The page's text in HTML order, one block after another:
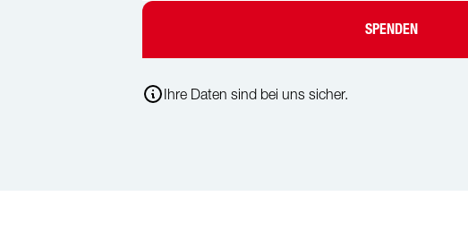
SPENDEN
Ihre Daten sind bei uns sicher.